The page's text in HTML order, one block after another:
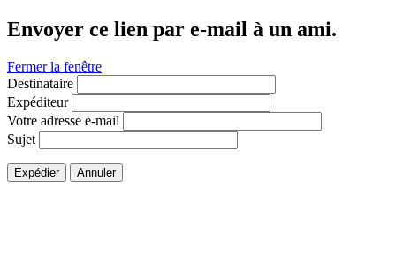
Envoyer ce lien par e-mail à un ami.
Fermer la fenêtre
Destinataire
Expéditeur
Votre adresse e-mail
Sujet
Expédier Annuler